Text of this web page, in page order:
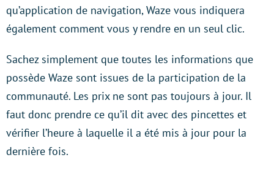
qu’application de navigation, Waze vous indiquera
également comment vous y rendre en un seul clic.
Sachez simplement que toutes les informations que
possède Waze sont issues de la participation de la
communauté. Les prix ne sont pas toujours à jour. Il
faut donc prendre ce qu’il dit avec des pincettes et
vérifier l’heure à laquelle il a été mis à jour pour la
dernière fois.